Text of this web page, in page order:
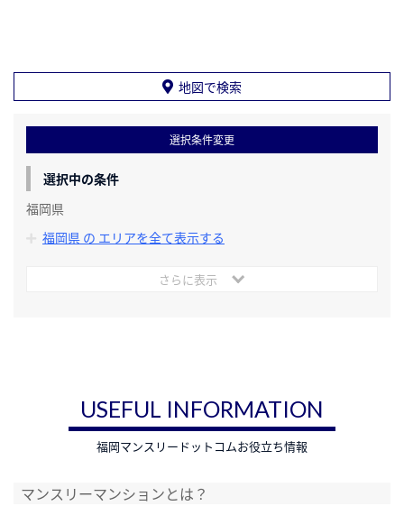
地図で検索
選択条件変更
選択中の条件
福岡県
福岡県 の エリアを全て表示する
さらに表示
USEFUL INFORMATION
福岡マンスリードットコムお役立ち情報
マンスリーマンションとは？